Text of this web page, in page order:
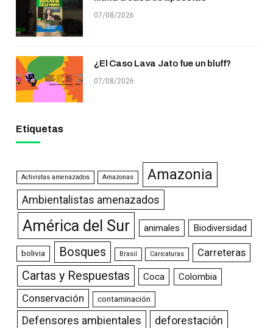
07/08/2026
¿El Caso Lava Jato fue un bluff?
07/08/2026
Etiquetas
Activistas amenazados Amazonas Amazonia
Ambientalistas amenazados
América del Sur animales Biodiversidad
bolivia Bosques Brasil Caricaturas Carreteras
Cartas y Respuestas Coca Colombia
Conservación contaminación
Defensores ambientales deforestación